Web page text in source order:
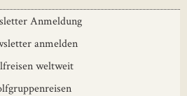
Anmeldung
anmelden
weltweit